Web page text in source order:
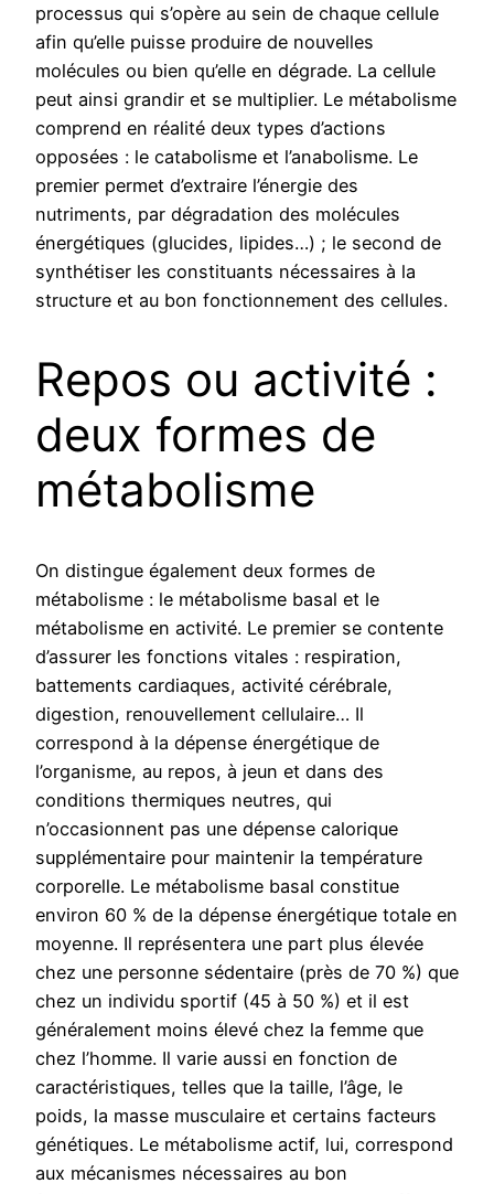
processus qui s’opère au sein de chaque cellule
afin qu’elle puisse produire de nouvelles
molécules ou bien qu’elle en dégrade. La cellule
peut ainsi grandir et se multiplier. Le métabolisme
comprend en réalité deux types d’actions
opposées : le catabolisme et l’anabolisme. Le
premier permet d’extraire l’énergie des
nutriments, par dégradation des molécules
énergétiques (glucides, lipides…) ; le second de
synthétiser les constituants nécessaires à la
structure et au bon fonctionnement des cellules.
Repos ou activité :
deux formes de
métabolisme
On distingue également deux formes de
métabolisme : le métabolisme basal et le
métabolisme en activité. Le premier se contente
d’assurer les fonctions vitales : respiration,
battements cardiaques, activité cérébrale,
digestion, renouvellement cellulaire… Il
correspond à la dépense énergétique de
l’organisme, au repos, à jeun et dans des
conditions thermiques neutres, qui
n’occasionnent pas une dépense calorique
supplémentaire pour maintenir la température
corporelle. Le métabolisme basal constitue
environ 60 % de la dépense énergétique totale en
moyenne. Il représentera une part plus élevée
chez une personne sédentaire (près de 70 %) que
chez un individu sportif (45 à 50 %) et il est
généralement moins élevé chez la femme que
chez l’homme. Il varie aussi en fonction de
caractéristiques, telles que la taille, l’âge, le
poids, la masse musculaire et certains facteurs
génétiques. Le métabolisme actif, lui, correspond
aux mécanismes nécessaires au bon